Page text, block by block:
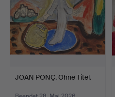
JOAN PONÇ. Ohne Titel.